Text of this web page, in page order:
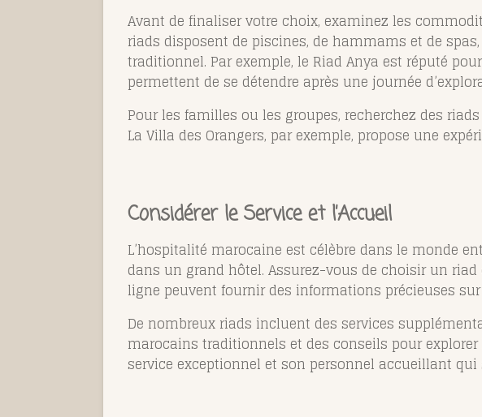
Avant de finaliser votre choix, examinez les
riads disposent de piscines, de hammams et de
traditionnel. Par exemple, le Riad Anya est réputé
permettent de se détendre après une journée
Pour les familles ou les groupes, recherchez des
La Villa des Orangers, par exemple, propose une
Considérer le Service et l’Accueil
L’hospitalité marocaine est célèbre dans le monde
dans un grand hôtel. Assurez-vous de choisir un
ligne peuvent fournir des informations précieuses
De nombreux riads incluent des services
marocains traditionnels et des conseils pour
service exceptionnel et son personnel accueillant